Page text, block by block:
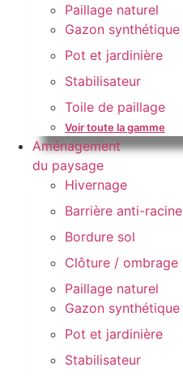
Paillage naturel
Gazon synthétique
Pot et jardinière
Stabilisateur
Toile de paillage
Voir toute la gamme
Aménagement
du paysage
Hivernage
Barrière anti-racine
Bordure sol
Clôture / ombrage
Paillage naturel
Gazon synthétique
Pot et jardinière
Stabilisateur